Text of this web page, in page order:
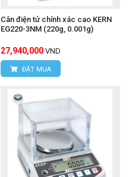
Cân điện tử chính xác cao KERN
EG220-3NM (220g, 0.001g)
27,940,000 VND
ĐẶT MUA